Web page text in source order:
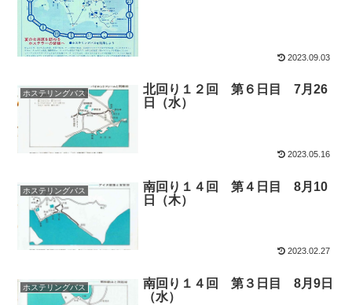
2023.09.03
ホステリングバス
北回り１２回 第６日目 7月26
日（水）
2023.05.16
ホステリングバス
南回り１４回 第４日目 8月10
日（木）
2023.02.27
ホステリングバス
南回り１４回 第３日目 8月9日
（水）